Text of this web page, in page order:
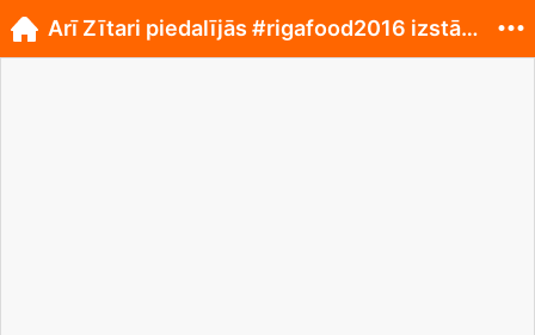
Arī Zītari piedalījās #rigafood2016 izstādē!